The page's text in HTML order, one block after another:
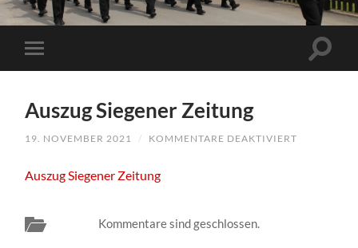
Auszug Siegener Zeitung
19. NOVEMBER 2021 / KOMMENTARE DEAKTIVIERT
Auszug Siegener Zeitung
Kommentare sind geschlossen.